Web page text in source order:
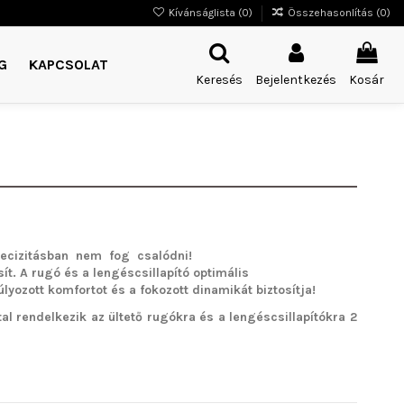
Kívánságlista (0) Összehasonlítás (0)
KAPCSOLAT
Keresés Bejelentkezés Kosár
nem fog csalódni!
A rugó és a lengéscsillapító optimális
komfortot és a fokozott dinamikát biztosítja!
rendelkezik az ültető rugókra és a lengéscsillapítókra 2